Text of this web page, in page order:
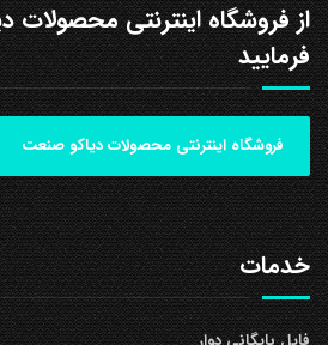
از فروشگاه اینترنتی محصولات
فرمایید
فروشگاه اینترنتی محصولات دیاکو صنعت
خدمات